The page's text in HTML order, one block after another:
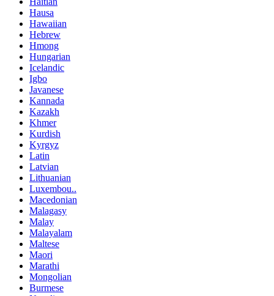
Hausa
Hawaiian
Hebrew
Hmong
Hungarian
Icelandic
Igbo
Javanese
Kannada
Kazakh
Khmer
Kurdish
Kyrgyz
Latin
Latvian
Lithuanian
Luxembou..
Macedonian
Malagasy
Malay
Malayalam
Maltese
Maori
Marathi
Mongolian
Burmese